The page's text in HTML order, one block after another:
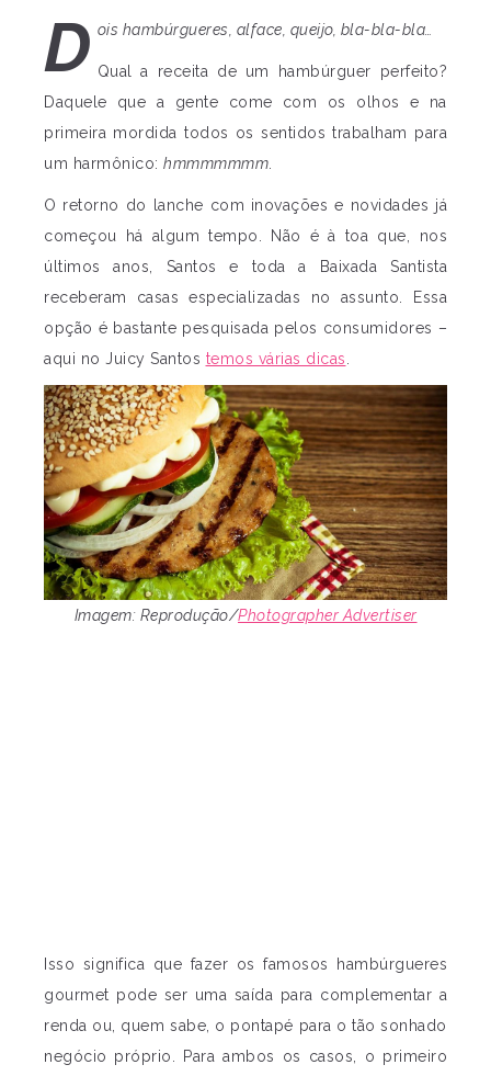
D ois hambúrgueres, alface, queijo, bla-bla-bla…
Qual a receita de um hambúrguer perfeito?
Daquele que a gente come com os olhos e na
primeira mordida todos os sentidos trabalham para
um harmônico: hmmmmmmm
O retorno do lanche com inovações e novidades já
começou há algum tempo. Não é à toa que, nos
últimos anos, Santos e toda a Baixada Santista
receberam casas especializadas no assunto. Essa
opção é bastante pesquisada pelos consumidores –
aqui no Juicy Santos temos várias dicas
Imagem: Reprodução/Photographer Advertiser
Isso significa que fazer os famosos hambúrgueres
gourmet pode ser uma saída para complementar a
renda ou, quem sabe, o pontapé para o tão sonhado
negócio próprio. Para ambos os casos, o primeiro